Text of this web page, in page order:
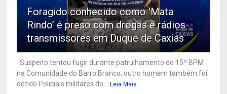
Foragido conhecido como ‘Mata
Rindo’ é preso com drogas e rádios
transmissores em Duque de Caxias
Suspeito tentou fugir durante patrulhamento do 15º BPM
na Comunidade do Barro Branco; outro homem também foi
detido Policiais militares do... Leia Mais